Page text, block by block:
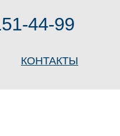
КОНТАКТЫ
44-99